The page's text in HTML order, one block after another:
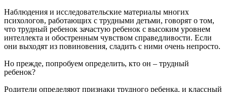
Наблюдения и исследовательские материалы многих
психологов, работающих с трудными детьми, говорят о том,
что трудный ребенок зачастую ребенок с высоким уровнем
интеллекта и обостренным чувством справедливости. Если
они выходят из повиновения, сладить с ними очень непросто.
Но прежде, попробуем определить, кто он – трудный
ребенок?
Родители определяют признаки трудного ребенка, и классный